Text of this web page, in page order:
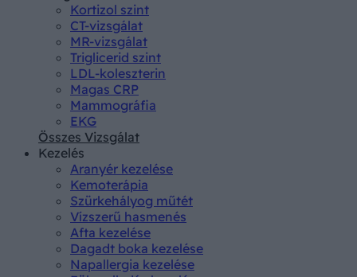
Kortizol szint
CT-vizsgálat
MR-vizsgálat
Triglicerid szint
LDL-koleszterin
Magas CRP
Mammográfia
EKG
Összes Vizsgálat
Kezelés
Aranyér kezelése
Kemoterápia
Szürkehályog műtét
Vízszerű hasmenés
Afta kezelése
Dagadt boka kezelése
Napallergia kezelése